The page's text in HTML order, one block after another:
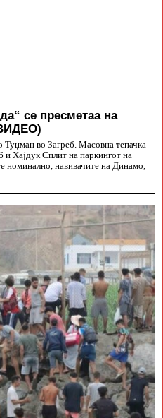
се пресметаа на
во Загреб. Масовна тепачка
и Хајдук Сплит на паркингот на
номинално, навивачите на Динамо,